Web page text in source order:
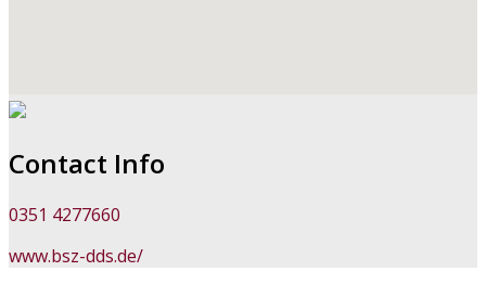
Contact Info
0351 4277660
www.bsz-dds.de/